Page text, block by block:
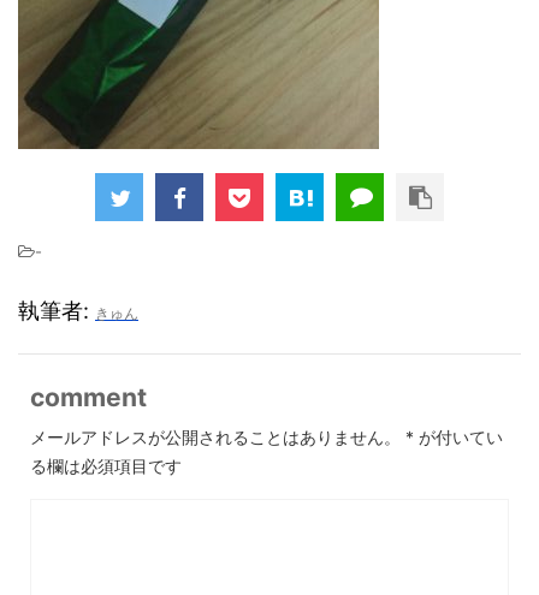
-
執筆者: きゅん
comment
メールアドレスが公開されることはありません。 * が付いてい
る欄は必須項目です